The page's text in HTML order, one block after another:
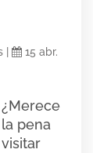
|
15 abr.
¿Merece
la pena
visitar